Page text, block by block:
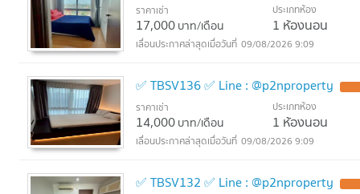
ราคาเช่า
17,000บาท/เดือน
ประเภทห้อง
1 ห้องนอน
09/08/2026 9:09
✅ TBSV136 ✅ Line : @p2nproperty
ราคาเช่า
14,000บาท/เดือน
ประเภทห้อง
1 ห้องนอน
09/08/2026 9:09
✅ TBSV132 ✅ Line : @p2nproperty